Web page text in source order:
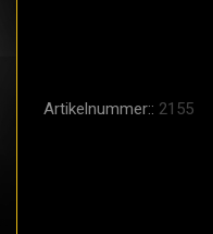
Artikelnummer:: 2155